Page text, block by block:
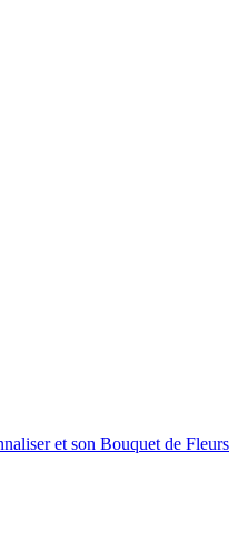
et son Bouquet de Fleurs